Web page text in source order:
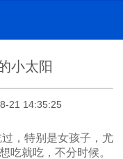
小太阳
21 14:35:25
，特别是女孩子，尤
吃就吃，不分时候。